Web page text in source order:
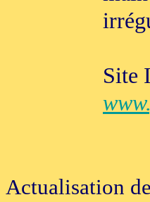
Site
Actualisation